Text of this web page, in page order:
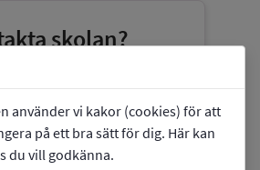
använder vi kakor (cookies) för att
på ett bra sätt för dig. Här kan
du vill godkänna.
skolan?
7-9